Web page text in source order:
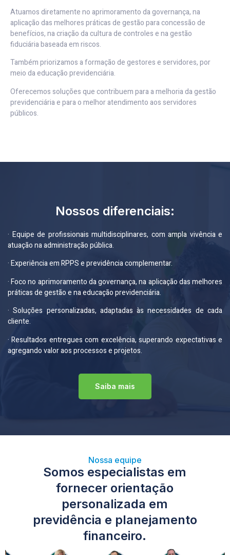
Atuamos diretamente no aprimoramento da governança, na
aplicação das melhores práticas de gestão para concessão de
benefícios, na criação da cultura de controles e na gestão
fiduciária baseada em riscos.
Também priorizamos a formação de gestores e servidores, por
meio da educação previdenciária.
Oferecemos soluções que contribuem para a melhoria da gestão
previdenciária e para o melhor atendimento aos servidores
públicos.
Nossos diferenciais:
· Equipe de profissionais multidisciplinares, com ampla vivência e
atuação na administração pública.
· Experiência em RPPS e previdência complementar.
· Foco no aprimoramento da governança, na aplicação das melhores
práticas de gestão e na educação previdenciária.
· Soluções personalizadas, adaptadas às necessidades de cada
cliente.
· Resultados entregues com excelência, superando expectativas e
agregando valor aos processos e projetos.
Saiba mais
Nossa equipe
Somos especialistas em
fornecer orientação
personalizada em
previdência e planejamento
financeiro.